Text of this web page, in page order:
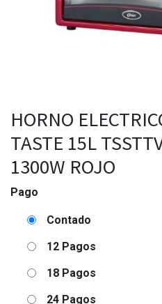
HORNO
TASTE 15L
1300W ROJO
Pago
Contado
12 Pagos
18 Pagos
24 Pagos